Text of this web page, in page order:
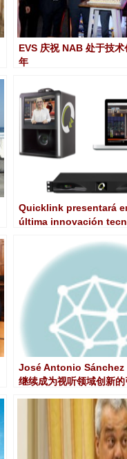
EVS 庆祝 NAB 处于技术
年
Quicklink presentará
última innovación
José Antonio Sánchez
继续成为视听领域创新的